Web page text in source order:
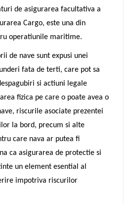
de asigurarea facultativa a
Cargo, este una din
operatiunile maritime.
de nave sunt expusi unei
fata de terti, care pot sa
si actiuni legale
fizica pe care o poate avea o
riscurile asociate prezentei
la bord, precum si alte
care nava ar putea fi
ca asigurarea de protectie si
un element esential al
impotriva riscurilor